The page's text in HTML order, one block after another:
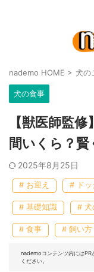
nademo HOME > 犬の
犬の食事
【獣医師監
間いくら？
2025年8月25日
# お迎え # ドッ
# 基礎知識 # 犬
# 食事 # 飼い方
nademoコンテンツ内にはPR
ください。